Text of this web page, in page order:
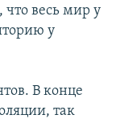
весь мир у
у
В конце
так